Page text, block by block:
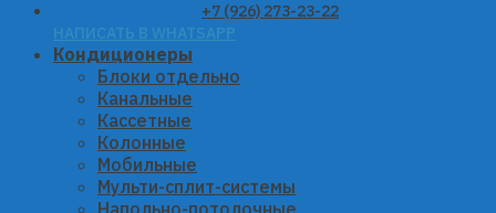
+7 (926) 273-23-22
НАПИСАТЬ В WHATSAPP
Кондиционеры
Блоки отдельно
Канальные
Кассетные
Колонные
Мобильные
Мульти-сплит-системы